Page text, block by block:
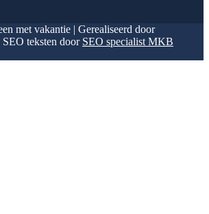
met vakantie | Gerealiseerd door
SEO teksten door SEO specialist MKB